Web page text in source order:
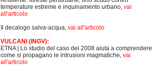
temperature estreme e inquinamento urbano, vai
all'articolo
Il decalogo salva-acqua, vai all'articolo
VULCANI (INGV):
ETNA | Lo studio del caso del 2008 aiuta a comprendere
come si propagano le intrusioni magmatiche, vai
all'articolo